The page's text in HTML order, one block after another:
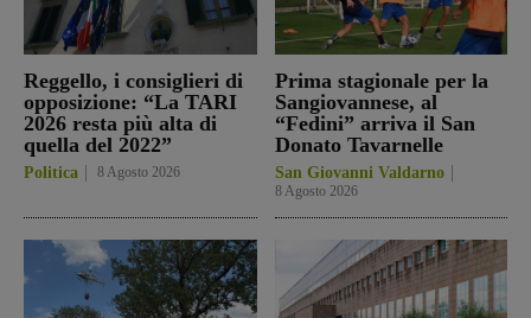
Reggello, i consiglieri di
opposizione: “La TARI
2026 resta più alta di
quella del 2022”
Politica 8 Agosto 2026
Prima stagionale per la
Sangiovannese, al
“Fedini” arriva il San
Donato Tavarnelle
San Giovanni Valdarno
8 Agosto 2026